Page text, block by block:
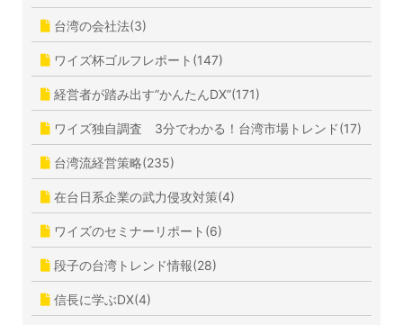
台湾の会社法(3)
ワイズ杯ゴルフレポート(147)
経営者が踏み出す”かんたんDX”(171)
ワイズ独自調査 3分でわかる！台湾市場トレンド(17)
台湾流経営策略(235)
在台日系企業の武力侵攻対策(4)
ワイズのセミナーリポート(6)
段子の台湾トレンド情報(28)
信長に学ぶDX(4)